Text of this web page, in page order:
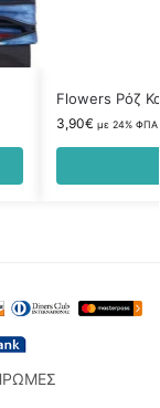
Flowers Ρόζ
3,90€ με 24% ΦΠΑ